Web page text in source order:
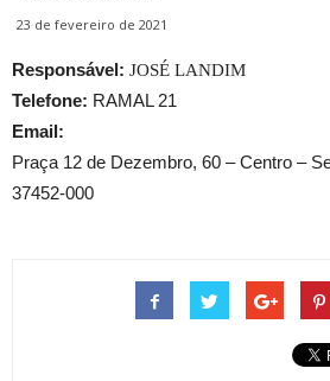
23 de fevereiro de 2021
Responsável: JOSÉ LANDIM
Telefone: RAMAL 21
Email:
Praça 12 de Dezembro, 60 – Centro –
37452-000